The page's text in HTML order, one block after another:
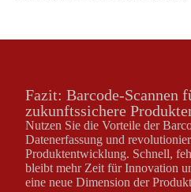
Fazit: Barcode-Scannen
zukunftssichere
Nutzen Sie die Vorteile der
Datenerfassung und
Produktentwicklung. Schnell,
bleibt mehr Zeit für Innovation
eine neue Dimension der